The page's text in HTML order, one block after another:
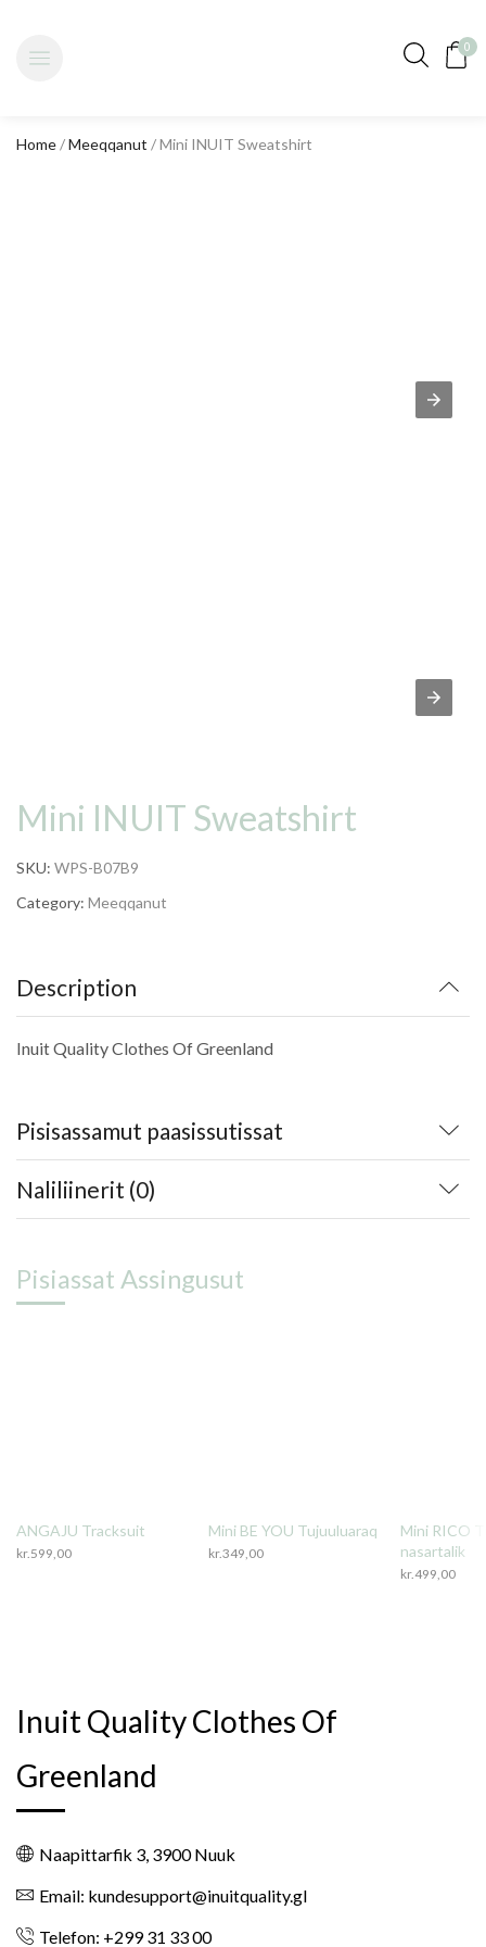
0
Home/Meeqqanut / Mini INUIT Sweatshirt
Mini INUIT Sweatshirt
SKU: WPS-B07B9
Category: Meeqqanut
Description
Inuit Quality Clothes Of Greenland
Pisisassamut paasissutissat
Naliliinerit (0)
Pisiassat Assingusut
ANGAJU Tracksuit
kr.599,00
Mini BE YOU Tujuuluaraq
kr.349,00
Mini RICO
nasartalik
kr.499,00
Inuit Quality Clothes Of
Greenland
Naapittarfik 3, 3900 Nuuk
Email: kundesupport@inuitquality.gl
Telefon: +299 31 33 00